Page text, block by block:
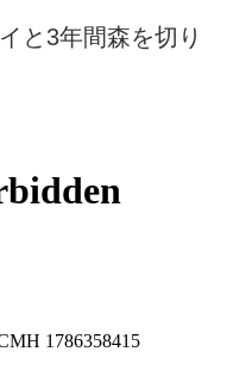
と3年間森を切り